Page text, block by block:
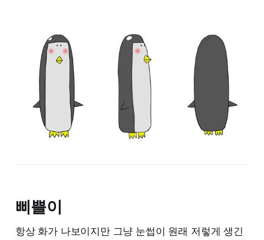
삐쁠이
항상 화가 나보이지만 그냥 눈썹이 원래 저렇게 생긴